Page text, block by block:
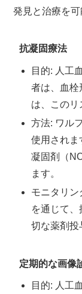
発見と治療を可
抗凝固療法
目的: 人工
者は、血栓
は、このリ
方法: ワル
使用されま
凝固剤（
ます。
モニタリン
を通じて
切な薬剤投
定期的な画像
目的: 人工